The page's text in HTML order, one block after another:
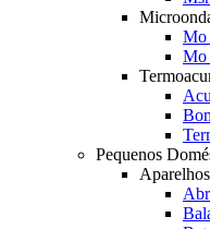
Mo
Mo
Pequenos